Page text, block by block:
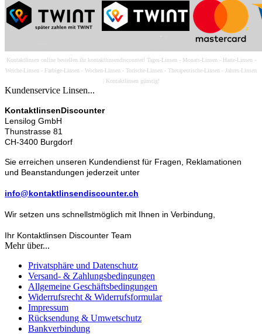
Kontaktlinsen online bestellen ihr kontaktlinsendiscounter! Tages-Linsen - Monats-Linsen - Harte-Linsen -
Weiche-Linsen - Farbige-Linsen - Wochen-Linsen - Torische-Linsen - Therapeutische-Linsen - Jahres-Linsen
| Kontaktlinsen günstig!
Kundenservice Linsen...
KontaktlinsenDiscounter
Lensilog GmbH
Thunstrasse 81
CH-3400 Burgdorf
Sie erreichen unseren Kundendienst für Fragen, Reklamationen
und Beanstandungen jederzeit unter
info@kontaktlinsendiscounter.ch
Wir setzen uns schnellstmöglich mit Ihnen in Verbindung,
Ihr Kontaktlinsen Discounter Team
Mehr über...
Privatsphäre und Datenschutz
Versand- & Zahlungsbedingungen
Allgemeine Geschäftsbedingungen
Widerrufsrecht & Widerrufsformular
Impressum
Rücksendung & Umwetschutz
Bankverbindung